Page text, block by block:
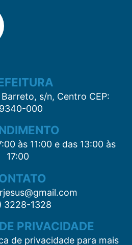
s/n, Centro CEP:
000
às 11:00 e das 13:00 às
17:00
3228-1328
PRIVACIDADE
de privacidade para mais